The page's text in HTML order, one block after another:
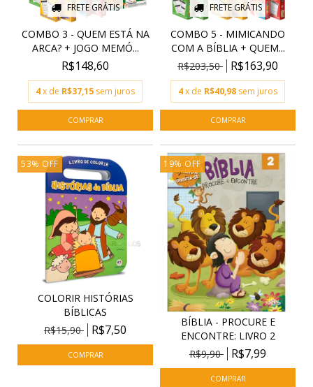
FRETE GRÁTIS
COMBO 3 - QUEM ESTÁ NA
ARCA? + JOGO MEMÓ...
R$148,60
4x de R$37,15 sem juros
FRETE GRÁTIS
COMBO 5 - MIMICANDO
COM A BÍBLIA + QUEM...
R$203,50
R$163,90
4x de R$40,98 sem juros
53% OFF
COLORIR HISTÓRIAS
BÍBLICAS
R$15,90
R$7,50
19% OFF
BÍBLIA - PROCURE E
ENCONTRE: LIVRO 2
R$9,90
R$7,99